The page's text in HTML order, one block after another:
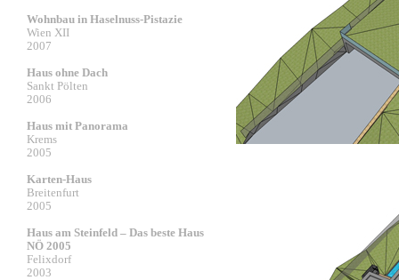
Wohnbau in Haselnuss-Pistazie
Wien XII
2007
Haus ohne Dach
Sankt Pölten
2006
Haus mit Panorama
Krems
2005
Karten-Haus
Breitenfurt
2005
Haus am Steinfeld – Das beste Haus
NÖ 2005
Felixdorf
2003